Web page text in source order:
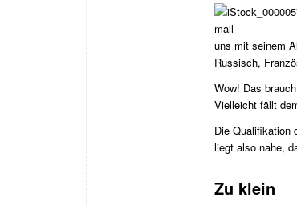
uns mit seinem
Russisch,
Wow! Das
Vielleicht fällt
Die Qualifikation
liegt also nahe,
Zu klein